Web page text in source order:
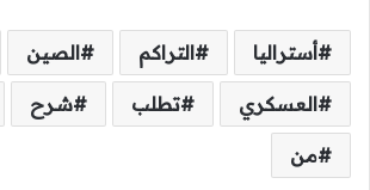
أستراليا التراكم الصين
العسكري تطلب شرح
من